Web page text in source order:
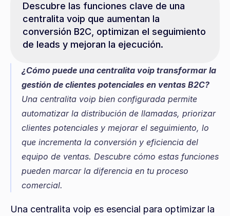
Descubre las funciones clave de una
centralita voip que aumentan la
conversión B2C, optimizan el seguimiento
de leads y mejoran la ejecución.
¿Cómo puede una centralita voip transformar la
gestión de clientes potenciales en ventas B2C?
Una centralita voip bien configurada permite
automatizar la distribución de llamadas, priorizar
clientes potenciales y mejorar el seguimiento, lo
que incrementa la conversión y eficiencia del
equipo de ventas. Descubre cómo estas funciones
pueden marcar la diferencia en tu proceso
comercial.
Una centralita voip es esencial para optimizar la